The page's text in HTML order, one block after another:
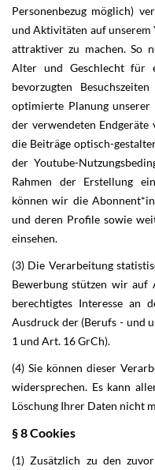
Personenbezug möglich)
und Aktivitäten auf
attraktiver zu machen. So
Alter und Geschlecht für
bevorzugten
optimierte Planung
der verwendeten Endgeräte
die Beiträge optisch-
der Youtube-
Rahmen der Erstellung
können wir die
und deren Profile sowie
einsehen.
(3) Die Verarbeitung
Bewerbung stützen wir
berechtigtes Interesse an
Ausdruck der (Berufs - und
1 und Art. 16 GrCh).
(4) Sie können dieser
widersprechen. Es kann
Löschung Ihrer Daten nicht
§ 8 Cookies
(1) Zusätzlich zu den